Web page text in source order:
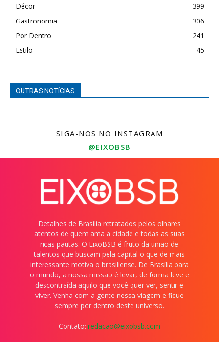
Décor
399
Gastronomia
306
Por Dentro
241
Estilo
45
OUTRAS NOTÍCIAS
SIGA-NOS NO INSTAGRAM
@EIXOBSB
Detalhes de Brasília retratados pelos olhares
atentos de quem ama a cidade e todas as suas
ricas pautas. O EixoBSB é fruto da união de
talentos que buscam pela capital o que de mais
interessante motiva o brasiliense. De Brasília para
o mundo, a nossa missão é levar, de forma leve e
descontraída aquilo que você quer ver, sentir e
viver. Venha com a gente nessa viagem e fique
sempre por dentro deste universo.
Contato: redacao@eixobsb.com